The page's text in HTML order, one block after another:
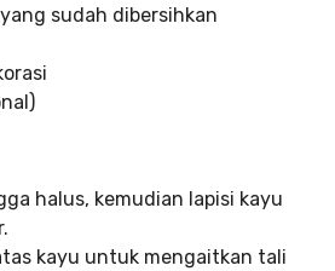
sudah dibersihkan
halus, kemudian lapisi kayu
kayu untuk mengaitkan tali